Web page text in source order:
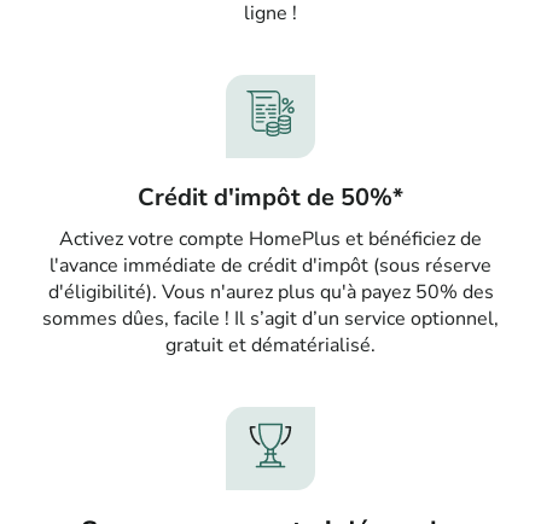
ligne !
Crédit d'impôt de 50%*
Activez votre compte HomePlus et bénéficiez de
l'avance immédiate de crédit d'impôt (sous réserve
d'éligibilité). Vous n'aurez plus qu'à payez 50% des
sommes dûes, facile ! Il s’agit d’un service optionnel,
gratuit et dématérialisé.